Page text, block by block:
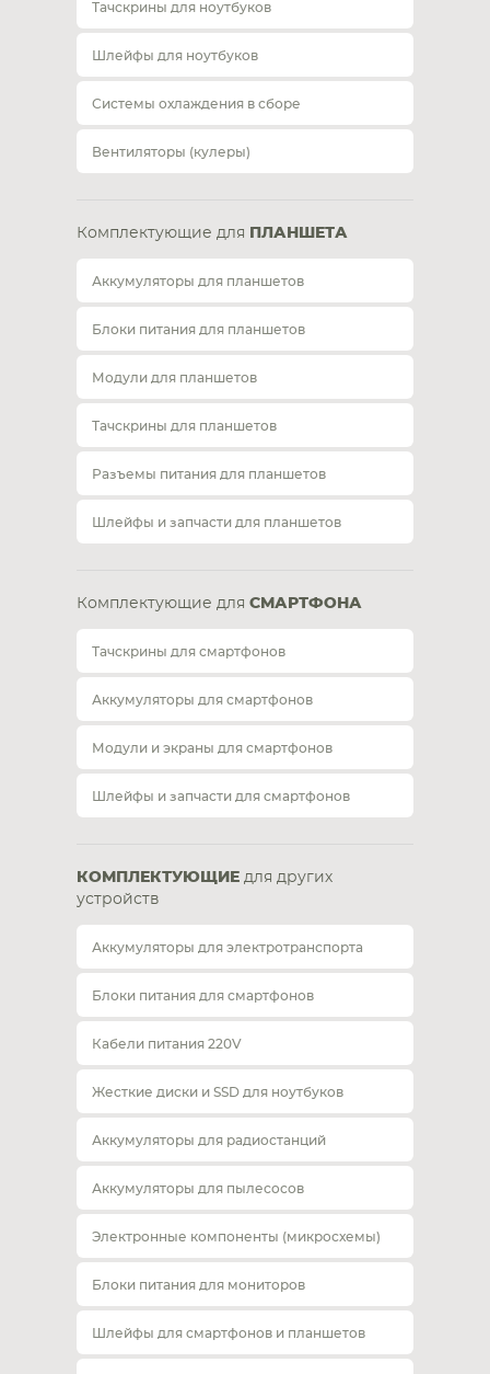
Тачскрины для ноутбуков
Шлейфы для ноутбуков
Системы охлаждения в сборе
Вентиляторы (кулеры)
Комплектующие для ПЛАНШЕТА
Аккумуляторы для планшетов
Блоки питания для планшетов
Модули для планшетов
Тачскрины для планшетов
Разъемы питания для планшетов
Шлейфы и запчасти для планшетов
Комплектующие для СМАРТФОНА
Тачскрины для смартфонов
Аккумуляторы для смартфонов
Модули и экраны для смартфонов
Шлейфы и запчасти для смартфонов
КОМПЛЕКТУЮЩИЕ для других
устройств
Аккумуляторы для электротранспорта
Блоки питания для смартфонов
Кабели питания 220V
Жесткие диски и SSD для ноутбуков
Аккумуляторы для радиостанций
Аккумуляторы для пылесосов
Электронные компоненты (микросхемы)
Блоки питания для мониторов
Шлейфы для смартфонов и планшетов